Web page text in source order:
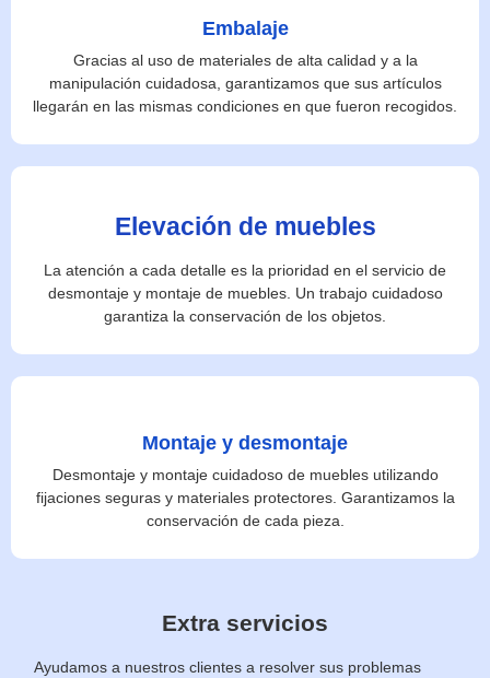
Embalaje
Gracias al uso de materiales de alta calidad y a la
manipulación cuidadosa, garantizamos que sus artículos
llegarán en las mismas condiciones en que fueron recogidos.
Elevación de muebles
La atención a cada detalle es la prioridad en el servicio de
desmontaje y montaje de muebles. Un trabajo cuidadoso
garantiza la conservación de los objetos.
Montaje y desmontaje
Desmontaje y montaje cuidadoso de muebles utilizando
fijaciones seguras y materiales protectores. Garantizamos la
conservación de cada pieza.
Extra servicios
Ayudamos a nuestros clientes a resolver sus problemas